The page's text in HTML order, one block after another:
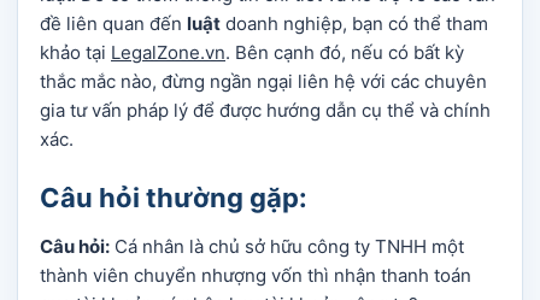
đề liên quan đến luật doanh nghiệp, bạn có thể tham
khảo tại LegalZone.vn. Bên cạnh đó, nếu có bất kỳ
thắc mắc nào, đừng ngần ngại liên hệ với các chuyên
gia tư vấn pháp lý để được hướng dẫn cụ thể và chính
xác.
Câu hỏi thường gặp:
Câu hỏi: Cá nhân là chủ sở hữu công ty TNHH một
thành viên chuyển nhượng vốn thì nhận thanh toán